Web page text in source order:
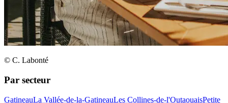
© C. Labonté
Par secteur
GatineauLa Vallée-de-la-GatineauLes Collines-de-l'OutaouaisPetite